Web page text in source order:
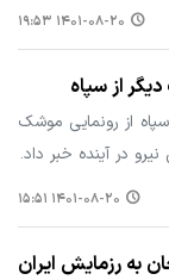
۱۴۰۱-۰۸-۲۰ ۱۹:۵۳
از سپاه
از رونمایی موشک
در آینده خبر داد.
۱۴۰۱-۰۸-۲۰ ۱۵:۵۱
به رزمایش ایران